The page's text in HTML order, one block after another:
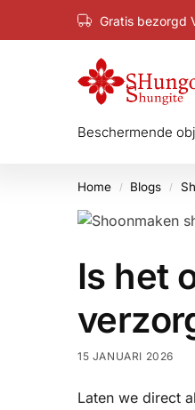
Gratis bezorgd
Beschermende
Home / Blogs /
Is het
15 JANUARI 2026
Laten we direct